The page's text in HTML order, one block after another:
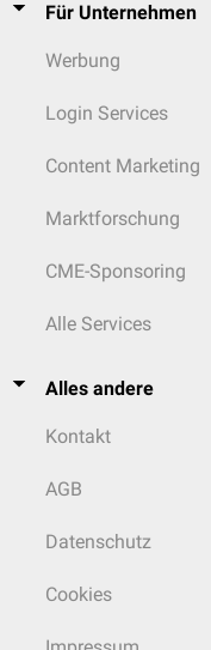
Für Unternehmen
Werbung
Login Services
Content Marketing
Marktforschung
CME-Sponsoring
Alle Services
Alles andere
Kontakt
AGB
Datenschutz
Cookies